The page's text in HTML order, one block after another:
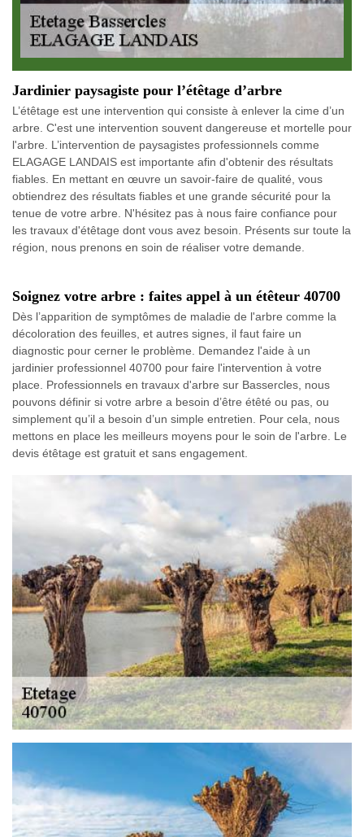
Jardinier paysagiste pour l’étêtage d’arbre
L’étêtage est une intervention qui consiste à enlever la cime d’un
arbre. C'est une intervention souvent dangereuse et mortelle pour
l'arbre. L’intervention de paysagistes professionnels comme
ELAGAGE LANDAIS est importante afin d'obtenir des résultats
fiables. En mettant en œuvre un savoir-faire de qualité, vous
obtiendrez des résultats fiables et une grande sécurité pour la
tenue de votre arbre. N'hésitez pas à nous faire confiance pour
les travaux d'étêtage dont vous avez besoin. Présents sur toute la
région, nous prenons en soin de réaliser votre demande.
Soignez votre arbre : faites appel à un étêteur 40700
Dès l’apparition de symptômes de maladie de l'arbre comme la
décoloration des feuilles, et autres signes, il faut faire un
diagnostic pour cerner le problème. Demandez l'aide à un
jardinier professionnel 40700 pour faire l'intervention à votre
place. Professionnels en travaux d'arbre sur Bassercles, nous
pouvons définir si votre arbre a besoin d’être étêté ou pas, ou
simplement qu’il a besoin d’un simple entretien. Pour cela, nous
mettons en place les meilleurs moyens pour le soin de l'arbre. Le
devis étêtage est gratuit et sans engagement.